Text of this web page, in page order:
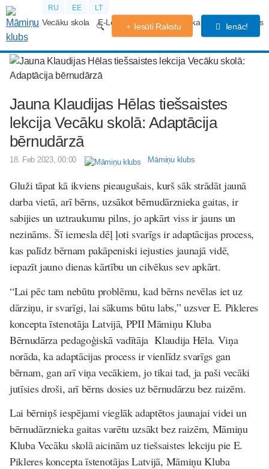
RU EE LT
Vecāku skola E-Lekcijas Grūtniecības kalendārs Forums
Iesūti Rakstu Ienāc!
Jauna Klaudijas Hēlas tiešsaistes
lekcija Vecāku skolā: Adaptācija
bērnudārzā
18. Feb 2023, 00:00 Māmiņu klubs
Gluži tāpat kā ikviens pieaugušais, kurš sāk strādāt jaunā
darba vietā, arī bērns, uzsākot bērnudārznieka gaitas, ir
sabijies un uztraukumu pilns, jo apkārt viss ir jauns un
nezināms. Šī iemesla dēļ ļoti svarīgs ir adaptācijas process,
kas palīdz bērnam pakāpeniski iejusties jaunajā vidē,
iepazīt jauno dienas kārtību un cilvēkus sev apkārt.
“Lai pēc tam nebūtu problēmu, kad bērns nevēlas iet uz
dārziņu, ir svarīgi, lai sākums būtu labs,” uzsver E. Pikleres
koncepta īstenotāja Latvijā, PPII Māmiņu Kluba
Bērnudārza pedagoģiskā vadītāja Klaudija Hēla. Viņa
norāda, ka adaptācijas process ir vienlīdz svarīgs gan
bērnam, gan arī viņa vecākiem, jo tikai tad, ja paši vecāki
jutīsies droši, arī bērns dosies uz bērnudārzu bez raizēm.
Lai bērniņš iespējami vieglāk adaptētos jaunajai videi un
bērnudārznieka gaitas varētu uzsākt bez raizēm, Māmiņu
Kluba Vecāku skolā aicinām uz tiešsaistes lekciju pie E.
Pikleres koncepta īstenotājas Latvijā, Māmiņu Kluba